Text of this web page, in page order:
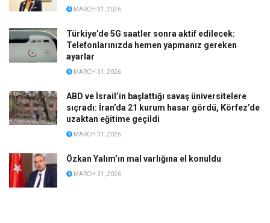
MARCH 31, 2026
Türkiye’de 5G saatler sonra aktif edilecek:
Telefonlarınızda hemen yapmanız gereken
ayarlar
MARCH 31, 2026
ABD ve İsrail’in başlattığı savaş üniversitelere
sıçradı: İran’da 21 kurum hasar gördü, Körfez’de
uzaktan eğitime geçildi
MARCH 31, 2026
Özkan Yalım’ın mal varlığına el konuldu
MARCH 31, 2026